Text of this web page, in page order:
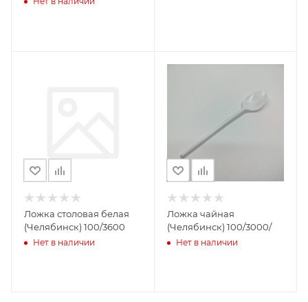
Ложка столовая белая
(Челябинск) 100/3600
Нет в наличии
Ложка чайная
(Челябинск) 100/3000/
Нет в наличии